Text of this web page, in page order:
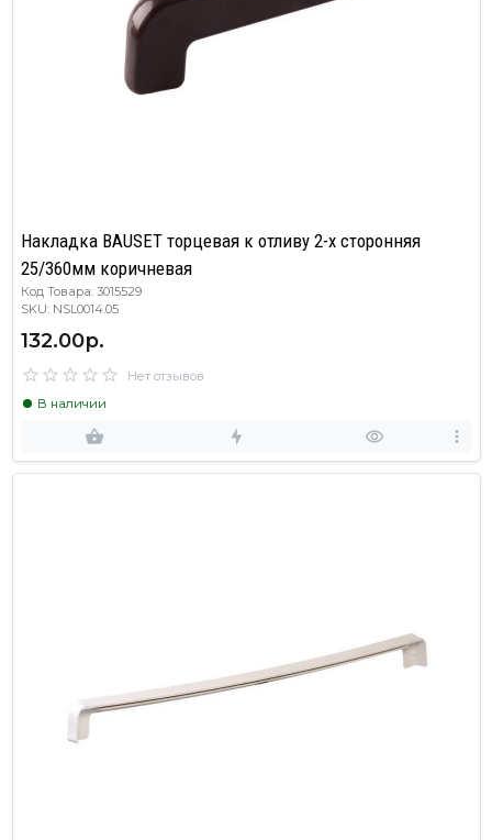
Накладка BAUSET торцевая к отливу 2-х сторонняя
25/360мм коричневая
Код Товара: 3015529
SKU: NSL0014.05
132.00р.
Нет отзывов
В наличии